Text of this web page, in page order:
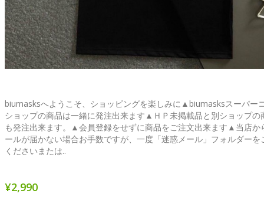
biumasksへようこそ、ショッピングを楽しみに▲biumasksスーパー
ショップの商品は一緒に発注出来ます▲ＨＰ未掲載品と別ショップの
も発注出来ます。▲会員登録をせずに商品をご注文出来ます▲当店か
ールが届かない場合お手数ですが、一度「迷惑メール」フォルダーを
くださいまたは..
¥2,990